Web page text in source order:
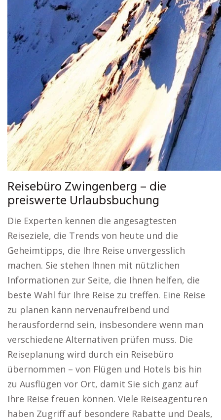
Reisebüro Zwingenberg – die
preiswerte Urlaubsbuchung
Die Experten kennen die angesagtesten
Reiseziele, die Trends von heute und die
Geheimtipps, die Ihre Reise unvergesslich
machen. Sie stehen Ihnen mit nützlichen
Informationen zur Seite, die Ihnen helfen, die
beste Wahl für Ihre Reise zu treffen. Eine Reise
zu planen kann nervenaufreibend und
herausfordernd sein, insbesondere wenn man
verschiedene Alternativen prüfen muss. Die
Reiseplanung wird durch ein Reisebüro
übernommen – von Flügen und Hotels bis hin
zu Ausflügen vor Ort, damit Sie sich ganz auf
Ihre Reise freuen können. Viele Reiseagenturen
haben Zugriff auf besondere Rabatte und Deals,